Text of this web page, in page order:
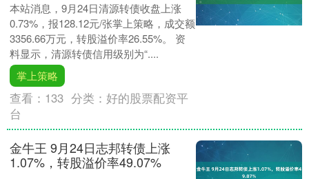
本站消息，9月24日清源转债收盘上涨
0.73%，报128.12元/张掌上策略，成交额
3356.66万元，转股溢价率26.55%。 资
料显示，清源转债信用级别为“....
掌上策略
查看： 133 分类：好的股票配资平
台
金牛王 9月24日志邦转债上涨
1.07%，转股溢价率49.07%